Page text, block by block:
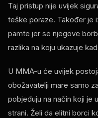
Taj pristup nije uvijek
teške poraze. Također je
pamte jer se njegove
razlika na koju ukazuje
U MMA-u će uvijek
obožavatelji mare samo
pobjeđuju na način koji je
strani. Želi da elitni borci